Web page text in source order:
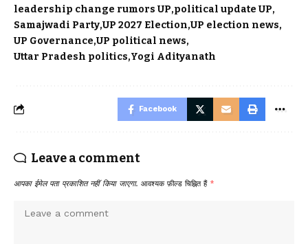
leadership change rumors UP political update UP
Samajwadi Party UP 2027 Election UP election news
UP Governance UP political news
Uttar Pradesh politics Yogi Adityanath
Facebook
Leave a comment
आपका ईमेल पता प्रकाशित नहीं किया जाएगा. आवश्यक फ़ील्ड चिह्नित हैं *